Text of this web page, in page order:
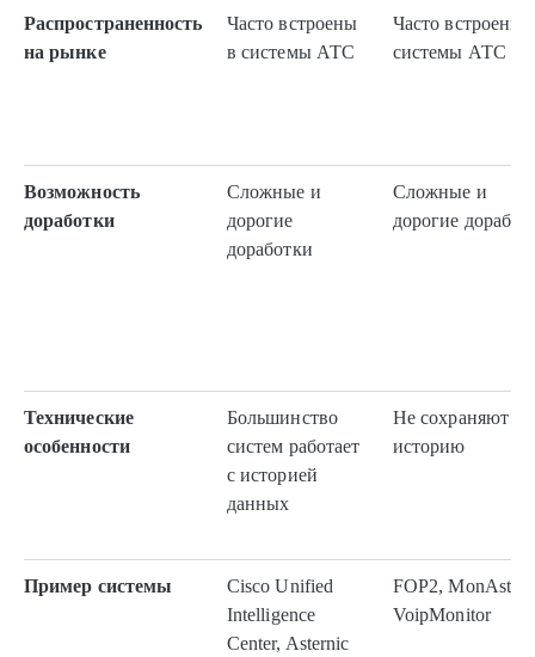
Распространенность
на рынке
Часто встроены
в системы АТС
Часто встроены
системы АТС
Возможность
доработки
Сложные и
дорогие
доработки
Сложные и
дорогие
Технические
особенности
Большинство
систем работает
с историей
данных
Не сохраняют
историю
Пример системы
Cisco Unified
Intelligence
Center, Asternic
FOP2, MonAst,
VoipMonitor